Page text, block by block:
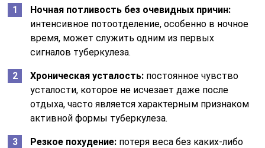
Ночная потливость без очевидных причин:
интенсивное потоотделение, особенно в ночное
время, может служить одним из первых
сигналов туберкулеза.
Хроническая усталость: постоянное чувство
усталости, которое не исчезает даже после
отдыха, часто является характерным признаком
активной формы туберкулеза.
Резкое похудение: потеря веса без каких-либо